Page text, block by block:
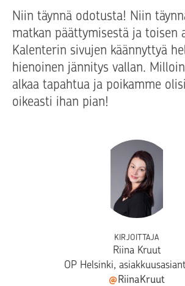
Niin täynnä odotusta! Niin
matkan päättymisestä ja toisen
Kalenterin sivujen käännyttyä
hienoinen jännitys vallan.
alkaa tapahtua ja poikamme
oikeasti ihan pian!
KIRJOITTAJA
Riina Kruut
OP Helsinki,
@RiinaKruut